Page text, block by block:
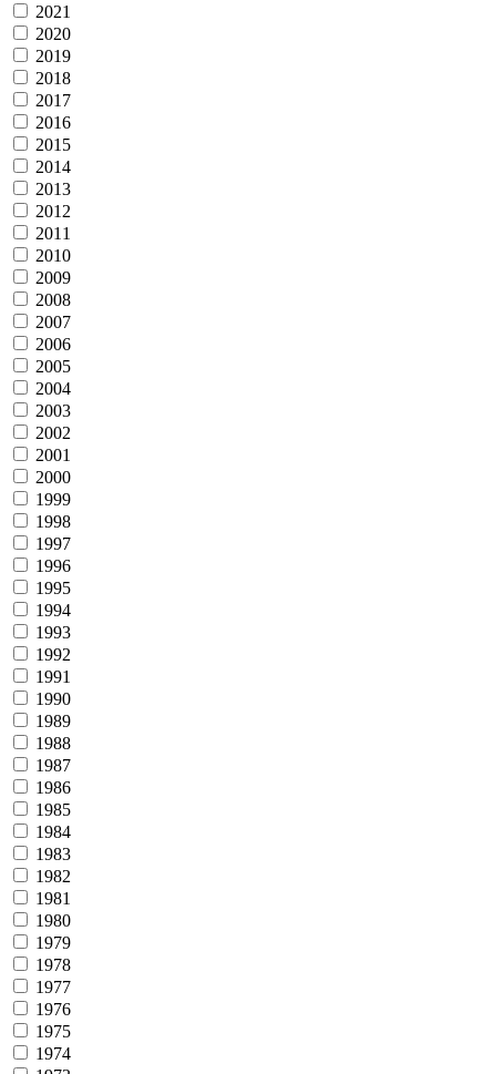
2021
2020
2019
2018
2017
2016
2015
2014
2013
2012
2011
2010
2009
2008
2007
2006
2005
2004
2003
2002
2001
2000
1999
1998
1997
1996
1995
1994
1993
1992
1991
1990
1989
1988
1987
1986
1985
1984
1983
1982
1981
1980
1979
1978
1977
1976
1975
1974